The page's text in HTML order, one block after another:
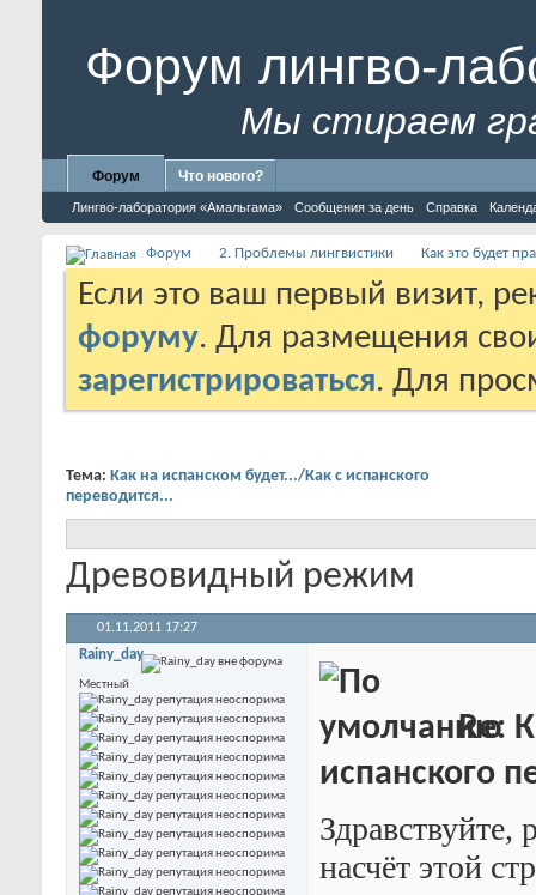
Форум лингво-
Мы стираем
Форум
Лингво-лаборатория «Амальгама» Сообщения за день Справка
Что нового?
Форум 2. Проблемы лингвистики Как это будет
Если это ваш первый визит,
форуму. Для размещения
зарегистрироваться. Для
Тема: Как на испанском будет.../Как с испанского
переводится...
Древовидный режим
01.11.2011 17:27
Rainy_day
Местный
Re:
испанского
Здравствуйте,
насчёт этой